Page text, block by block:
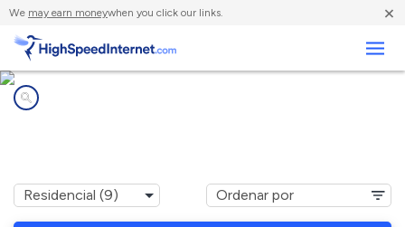
We may earn moneywhen you click our links. ×